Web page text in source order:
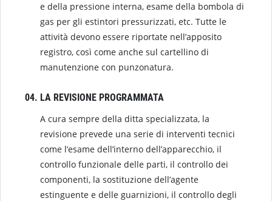
e della pressione interna, esame della bombola di
gas per gli estintori pressurizzati, etc. Tutte le
attività devono essere riportate nell’apposito
registro, così come anche sul cartellino di
manutenzione con punzonatura.
LA REVISIONE PROGRAMMATA
A cura sempre della ditta specializzata, la
revisione prevede una serie di interventi tecnici
come l’esame dell’interno dell’apparecchio, il
controllo funzionale delle parti, il controllo dei
componenti, la sostituzione dell’agente
estinguente e delle guarnizioni, il controllo degli